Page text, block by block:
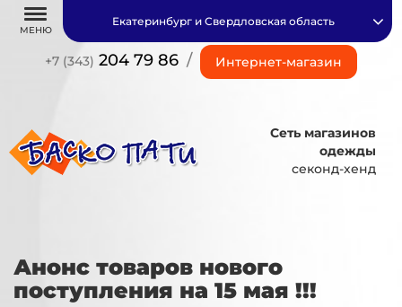
МЕНЮ
+7 (343) 204 79 86 / Интернет-магазин
Екатеринбург и Свердловская область
Сеть магазинов
одежды
секонд-хенд
Анонс товаров нового
поступления на 15 мая !!!